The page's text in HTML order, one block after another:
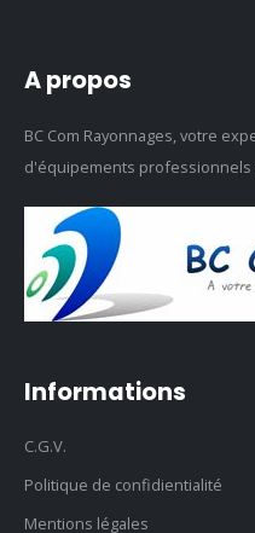
A propos
BC Com Rayonnages, votre
d'équipements professionnels
Informations
C.G.V.
Politique de confidientialité
Mentions légales